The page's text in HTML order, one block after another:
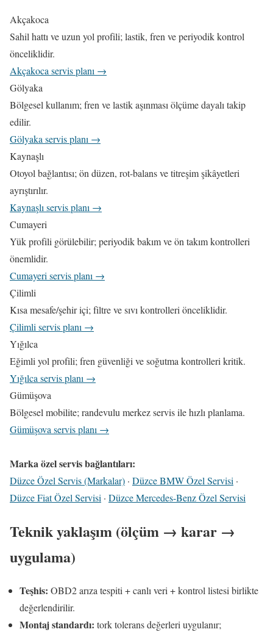
Akçakoca
Sahil hattı ve uzun yol profili; lastik, fren ve periyodik kontrol
önceliklidir.
Akçakoca servis planı →
Gölyaka
Bölgesel kullanım; fren ve lastik aşınması ölçüme dayalı takip
edilir.
Gölyaka servis planı →
Kaynaşlı
Otoyol bağlantısı; ön düzen, rot-balans ve titreşim şikâyetleri
ayrıştırılır.
Kaynaşlı servis planı →
Cumayeri
Yük profili görülebilir; periyodik bakım ve ön takım kontrolleri
önemlidir.
Cumayeri servis planı →
Çilimli
Kısa mesafe/şehir içi; filtre ve sıvı kontrolleri önceliklidir.
Çilimli servis planı →
Yığılca
Eğimli yol profili; fren güvenliği ve soğutma kontrolleri kritik.
Yığılca servis planı →
Gümüşova
Bölgesel mobilite; randevulu merkez servis ile hızlı planlama.
Gümüşova servis planı →
Marka özel servis bağlantıları:
Düzce Özel Servis (Markalar) · Düzce BMW Özel Servisi ·
Düzce Fiat Özel Servisi · Düzce Mercedes-Benz Özel Servisi
Teknik yaklaşım (ölçüm → karar →
uygulama)
Teşhis: OBD2 arıza tespiti + canlı veri + kontrol listesi birlikte
değerlendirilir.
Montaj standardı: tork tolerans değerleri uygulanır;